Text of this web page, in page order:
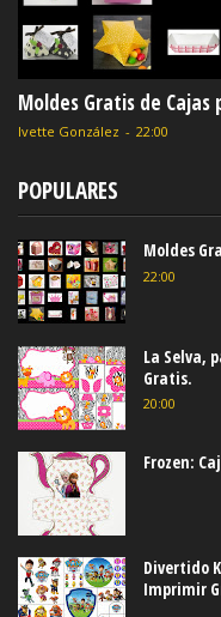
Moldes Gratis de Cajas
Ivette González - 22:00
POPULARES
Moldes
22:00
La Selva,
Gratis.
20:00
Frozen:
Divertido
Imprimir